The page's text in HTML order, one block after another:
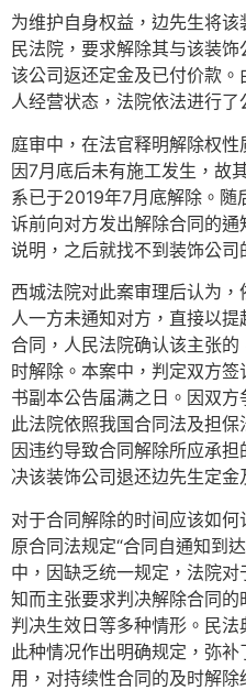
为维护自身权益，边先生将
民法院，要求解除其与该装
该公司返还定金及已付价款
人经营状态，法院依法进行了
庭审中，在法官释明解除权
因7月底后未有施工发生，故
系已于2019年7月底解除。随
诉前向对方发出解除合同的
说明，之后就找不到装饰公司
西城法院对此案审理后认为
人一方未通知对方，直接以
合同，人民法院确认该主张
时解除。本案中，判定双方
书副本公告届满之日。因双
此法院依照我国合同法及担
因违约导致合同解除所应承
决该装饰公司退还边先生定金
对于合同解除的时间应该如何
原合同法规定“合同自通知到
中，因缺乏统一规定，法院
知而主张要求判决解除合同的
判决生效日等多种情形。民
此种情况作出明确规定，弥
用，对持续性合同的及时解